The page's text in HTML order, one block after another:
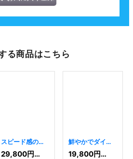
る商品はこちら
スピード感のあ
るトラックのロ
29,800円(税込)
鮮やかでダイナ
ミックな物流ト
19,800円(税込)